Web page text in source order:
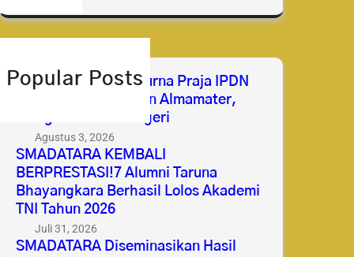
a
h
Popular Posts
Selamat & Sukses Purna Praja IPDN
2026 Membanggakan Almamater,
Mengabdi untuk Negeri
Agustus 3, 2026
SMADATARA KEMBALI
BERPRESTASI!7 Alumni Taruna
Bhayangkara Berhasil Lolos Akademi
TNI Tahun 2026
Juli 31, 2026
SMADATARA Diseminasikan Hasil